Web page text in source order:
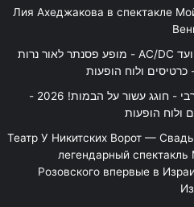
Лия Ахеджакова в спектакле
משופן ועד AC/DC - מופע פסנתר לאור נרות
בניה ברבי - חוגג עשור על הבמות! 2026 -
ולוח הופעות
"Театр У Никитских Ворот —
легендарный спектакль
Розовского впервые в